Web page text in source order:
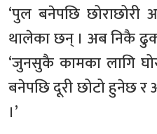
‘पुल बनेपछि
थालेका छन् । अब निकै
‘जुनसुकै कामका लागि
बनेपछि दूरी छोटो हुनेछ
।’